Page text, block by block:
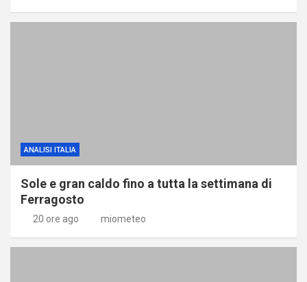
ANALISI ITALIA
Sole e gran caldo fino a tutta la settimana di
Ferragosto
20 ore ago miometeo